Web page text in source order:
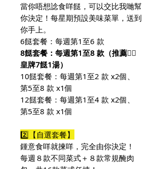
當你唔想諗食咩餸，可以交比我哋幫
你決定！每星期預設美味菜單，送到
你手上。
6餸套餐：每週第1至6 款
8餸套餐：每週第1至8 款（推薦👍🏻
皇牌7餸1湯）
10餸套餐：每週第1至2 款 x2個、
第5至8 款 x1個
12餸套餐：每週第1至4 款 x2個、
第5至8 款 x1個
2️⃣【自選套餐】
鍾意食咩就揀咩，完全由你決定！
每週８款不同菜式＋８款常規醃肉